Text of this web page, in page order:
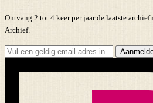
Ontvang 2 tot 4 keer per jaar de laatste
Archief.